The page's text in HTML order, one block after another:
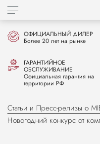
ОФИЦИАЛЬНЫЙ ДИЛЕР
Более 20 лет на рынке
ГАРАНТИЙНОЕ
ОБСЛУЖИВАНИЕ
Официальная гарантия на
территории РФ
Статьи и Пресс-релизы о
Новогодний конкурс от